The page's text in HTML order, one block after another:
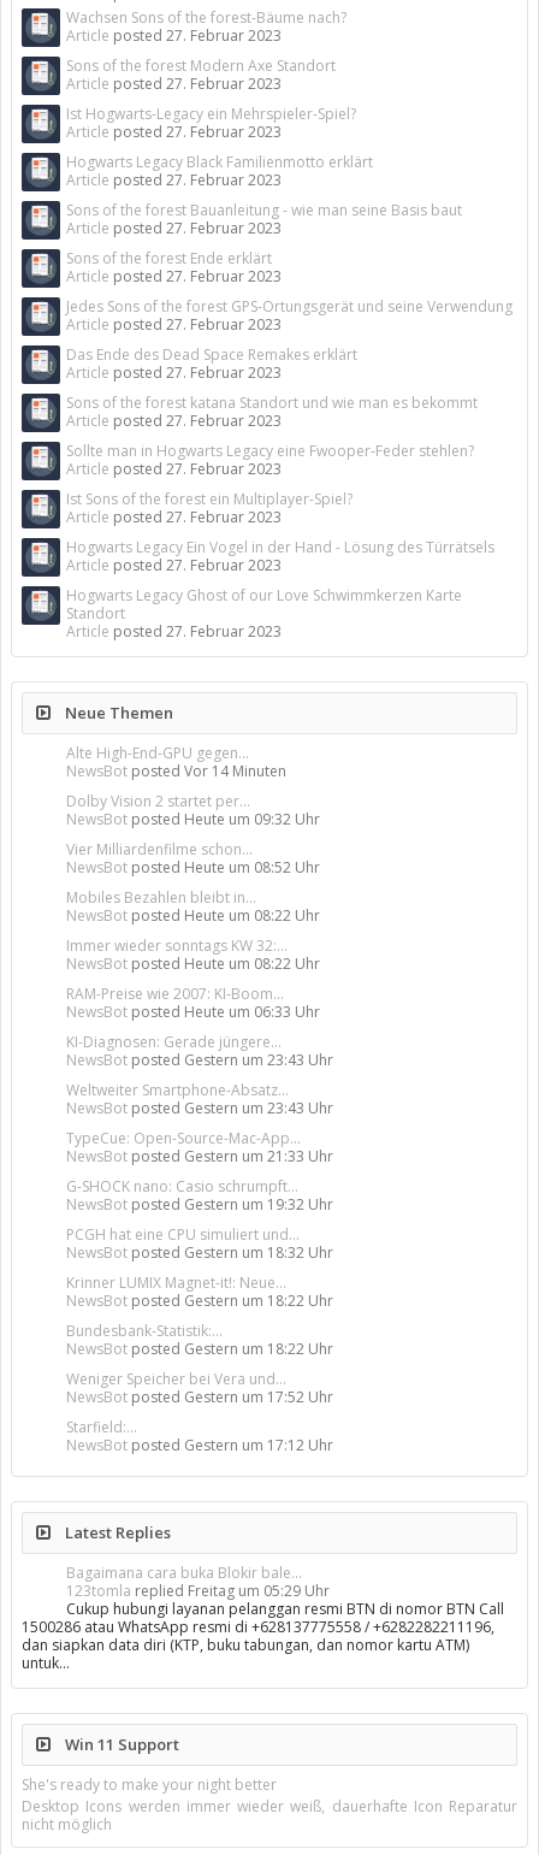
Wachsen Sons of the forest-Bäume nach?
Article posted 27. Februar 2023
Sons of the forest Modern Axe Standort
Article posted 27. Februar 2023
Ist Hogwarts-Legacy ein Mehrspieler-Spiel?
Article posted 27. Februar 2023
Hogwarts Legacy Black Familienmotto erklärt
Article posted 27. Februar 2023
Sons of the forest Bauanleitung - wie man seine Basis baut
Article posted 27. Februar 2023
Sons of the forest Ende erklärt
Article posted 27. Februar 2023
Jedes Sons of the forest GPS-Ortungsgerät und seine Verwendung
Article posted 27. Februar 2023
Das Ende des Dead Space Remakes erklärt
Article posted 27. Februar 2023
Sons of the forest katana Standort und wie man es bekommt
Article posted 27. Februar 2023
Sollte man in Hogwarts Legacy eine Fwooper-Feder stehlen?
Article posted 27. Februar 2023
Ist Sons of the forest ein Multiplayer-Spiel?
Article posted 27. Februar 2023
Hogwarts Legacy Ein Vogel in der Hand - Lösung des Türrätsels
Article posted 27. Februar 2023
Hogwarts Legacy Ghost of our Love Schwimmkerzen Karte
Standort
Article posted 27. Februar 2023
Neue Themen
Alte High-End-GPU gegen...
NewsBot posted Vor 14 Minuten
Dolby Vision 2 startet per...
NewsBot posted Heute um 09:32 Uhr
Vier Milliardenfilme schon...
NewsBot posted Heute um 08:52 Uhr
Mobiles Bezahlen bleibt in...
NewsBot posted Heute um 08:22 Uhr
Immer wieder sonntags KW 32:...
NewsBot posted Heute um 08:22 Uhr
RAM-Preise wie 2007: KI-Boom...
NewsBot posted Heute um 06:33 Uhr
KI-Diagnosen: Gerade jüngere...
NewsBot posted Gestern um 23:43 Uhr
Weltweiter Smartphone-Absatz...
NewsBot posted Gestern um 23:43 Uhr
TypeCue: Open-Source-Mac-App...
NewsBot posted Gestern um 21:33 Uhr
G-SHOCK nano: Casio schrumpft...
NewsBot posted Gestern um 19:32 Uhr
PCGH hat eine CPU simuliert und...
NewsBot posted Gestern um 18:32 Uhr
Krinner LUMIX Magnet-it!: Neue...
NewsBot posted Gestern um 18:22 Uhr
Bundesbank-Statistik:...
NewsBot posted Gestern um 18:22 Uhr
Weniger Speicher bei Vera und...
NewsBot posted Gestern um 17:52 Uhr
Starfield:...
NewsBot posted Gestern um 17:12 Uhr
Latest Replies
Bagaimana cara buka Blokir bale...
123tomla replied Freitag um 05:29 Uhr
Cukup hubungi layanan pelanggan resmi BTN di nomor BTN Call
1500286 atau WhatsApp resmi di +628137775558 / +6282282211196,
dan siapkan data diri (KTP, buku tabungan, dan nomor kartu ATM)
untuk…
Win 11 Support
She's ready to make your night better
Desktop Icons werden immer wieder weiß, dauerhafte Icon Reparatur
nicht möglich